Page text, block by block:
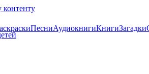
ПесниАудиокнигиКнигиЗагадки